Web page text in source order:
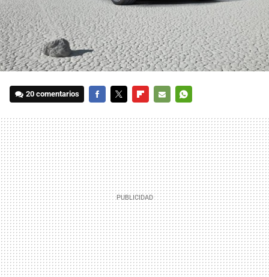
20 comentarios
MAIL